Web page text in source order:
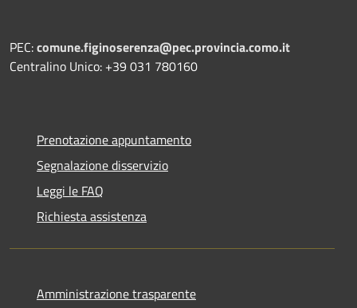
PEC:comune.figinoserenza@pec.provincia.como.it
Centralino Unico: +39 031 780160
Prenotazione appuntamento
Segnalazione disservizio
Leggi le FAQ
Richiesta assistenza
Amministrazione trasparente